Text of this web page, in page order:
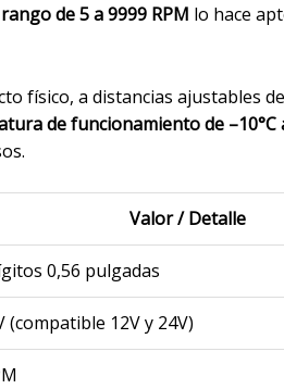
rango de 5 a 9999 RPM lo hace
físico, a distancias ajustables
de funcionamiento de –10°C
Valor / Detalle
0,56 pulgadas
(compatible 12V y 24V)